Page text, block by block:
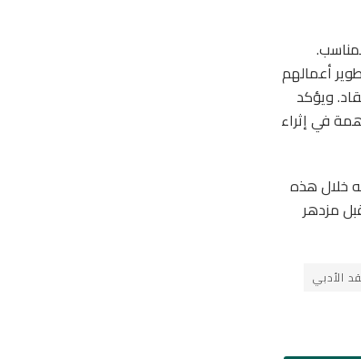
أعمالهم
ويؤكد
في إثراء
خلال هذه
مزدهر
الأدبي